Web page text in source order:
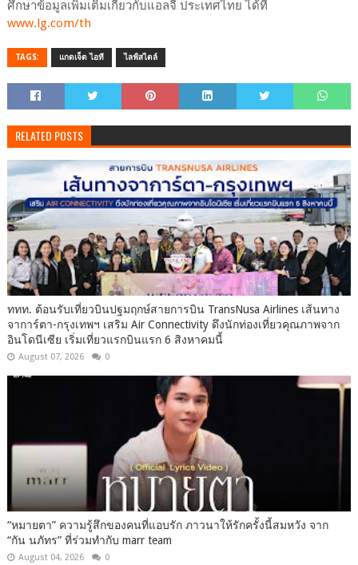
ศึกษาข้อมูลเพิ่มเติมเกี่ยวกับแอลจี ประเทศไทย ได้ที่
www.lg.com/th
TAGS: แกดเจ็ต ไอที ไลฟ์สไตล์
RELATED POSTS
ททท. ต้อนรับเที่ยวบินปฐมฤกษ์สายการบิน TransNusa Airlines เส้นทาง
จาการ์ตา-กรุงเทพฯ เสริม Air Connectivity ดึงนักท่องเที่ยวคุณภาพจาก
อินโดนีเซีย เริ่มเที่ยวแรกบินแรก 6 สิงหาคมนี้
August 07, 2026 0
“หมายตา” ความรู้สึกของคนที่แอบรัก ภาวนาให้รักครั้งนี้สมหวัง จาก
“กัน นภัทร” ที่ร่วมทำกับ marr team
August 04, 2026 0